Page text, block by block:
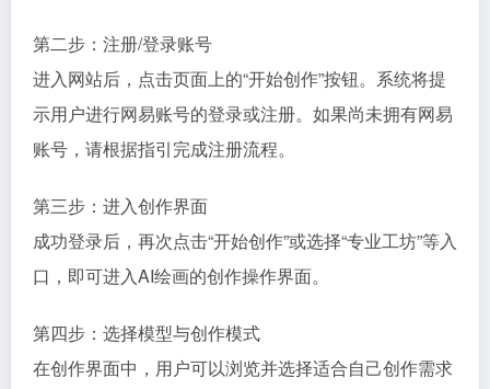
第二步：注册/登录账号
进入网站后，点击页面上的“开始创作”按钮。系统将提
示用户进行网易账号的登录或注册。如果尚未拥有网易
账号，请根据指引完成注册流程。
第三步：进入创作界面
成功登录后，再次点击“开始创作”或选择“专业工坊”等入
口，即可进入AI绘画的创作操作界面。
第四步：选择模型与创作模式
在创作界面中，用户可以浏览并选择适合自己创作需求